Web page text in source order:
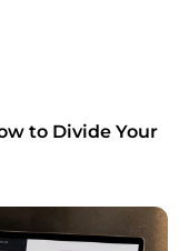
to Divide Your